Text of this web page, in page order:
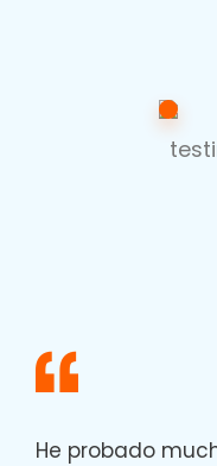
He probado